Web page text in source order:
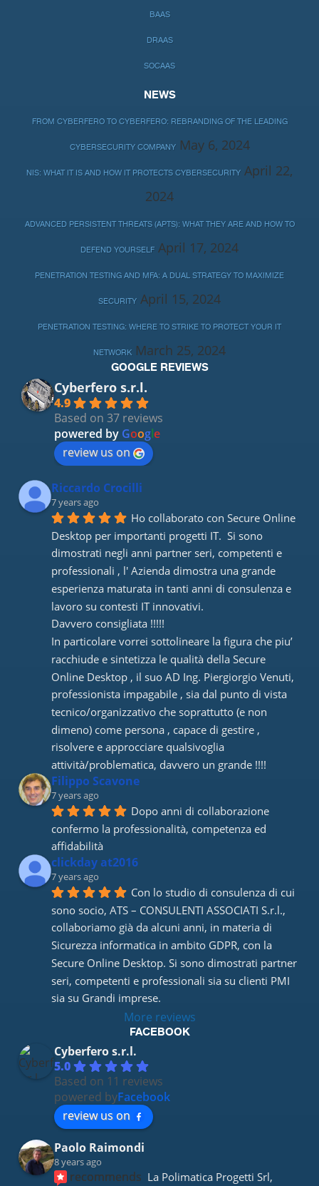
BAAS
DRAAS
SOCAAS
NEWS
FROM CYBERFERO TO CYBERFERO: REBRANDING OF THE LEADING
CYBERSECURITY COMPANY May 6, 2024
NIS: WHAT IT IS AND HOW IT PROTECTS CYBERSECURITY April 22,
2024
ADVANCED PERSISTENT THREATS (APTS): WHAT THEY ARE AND HOW TO
DEFEND YOURSELF April 17, 2024
PENETRATION TESTING AND MFA: A DUAL STRATEGY TO MAXIMIZE
SECURITY April 15, 2024
PENETRATION TESTING: WHERE TO STRIKE TO PROTECT YOUR IT
NETWORK March 25, 2024
GOOGLE REVIEWS
Cyberfero s.r.l.
4.9
Based on 37 reviews
powered by Google
review us on
Riccardo Crocilli
7 years ago
Ho collaborato con Secure Online
Desktop per importanti progetti IT.  Si sono
dimostrati negli anni partner seri, competenti e
professionali , l' Azienda dimostra una grande
esperienza maturata in tanti anni di consulenza e
lavoro su contesti IT innovativi.
Davvero consigliata !!!!!
In particolare vorrei sottolineare la figura che piu’
racchiude e sintetizza le qualità della Secure
Online Desktop , il suo AD Ing. Piergiorgio Venuti,
professionista impagabile , sia dal punto di vista
tecnico/organizzativo che soprattutto (e non
dimeno) come persona , capace di gestire ,
risolvere e approcciare qualsivoglia
attività/problematica, davvero un grande !!!!
Filippo Scavone
7 years ago
Dopo anni di collaborazione
confermo la professionalità, competenza ed
affidabilità
clickday at2016
7 years ago
Con lo studio di consulenza di cui
sono socio, ATS – CONSULENTI ASSOCIATI S.r.l.,
collaboriamo già da alcuni anni, in materia di
Sicurezza informatica in ambito GDPR, con la
Secure Online Desktop. Si sono dimostrati partner
seri, competenti e professionali sia su clienti PMI
sia su Grandi imprese.
More reviews
FACEBOOK
Cyberfero s.r.l.
5.0
Based on 11 reviews
powered byFacebook
review us on
Paolo Raimondi
8 years ago
recommends La Polimatica Progetti Srl,